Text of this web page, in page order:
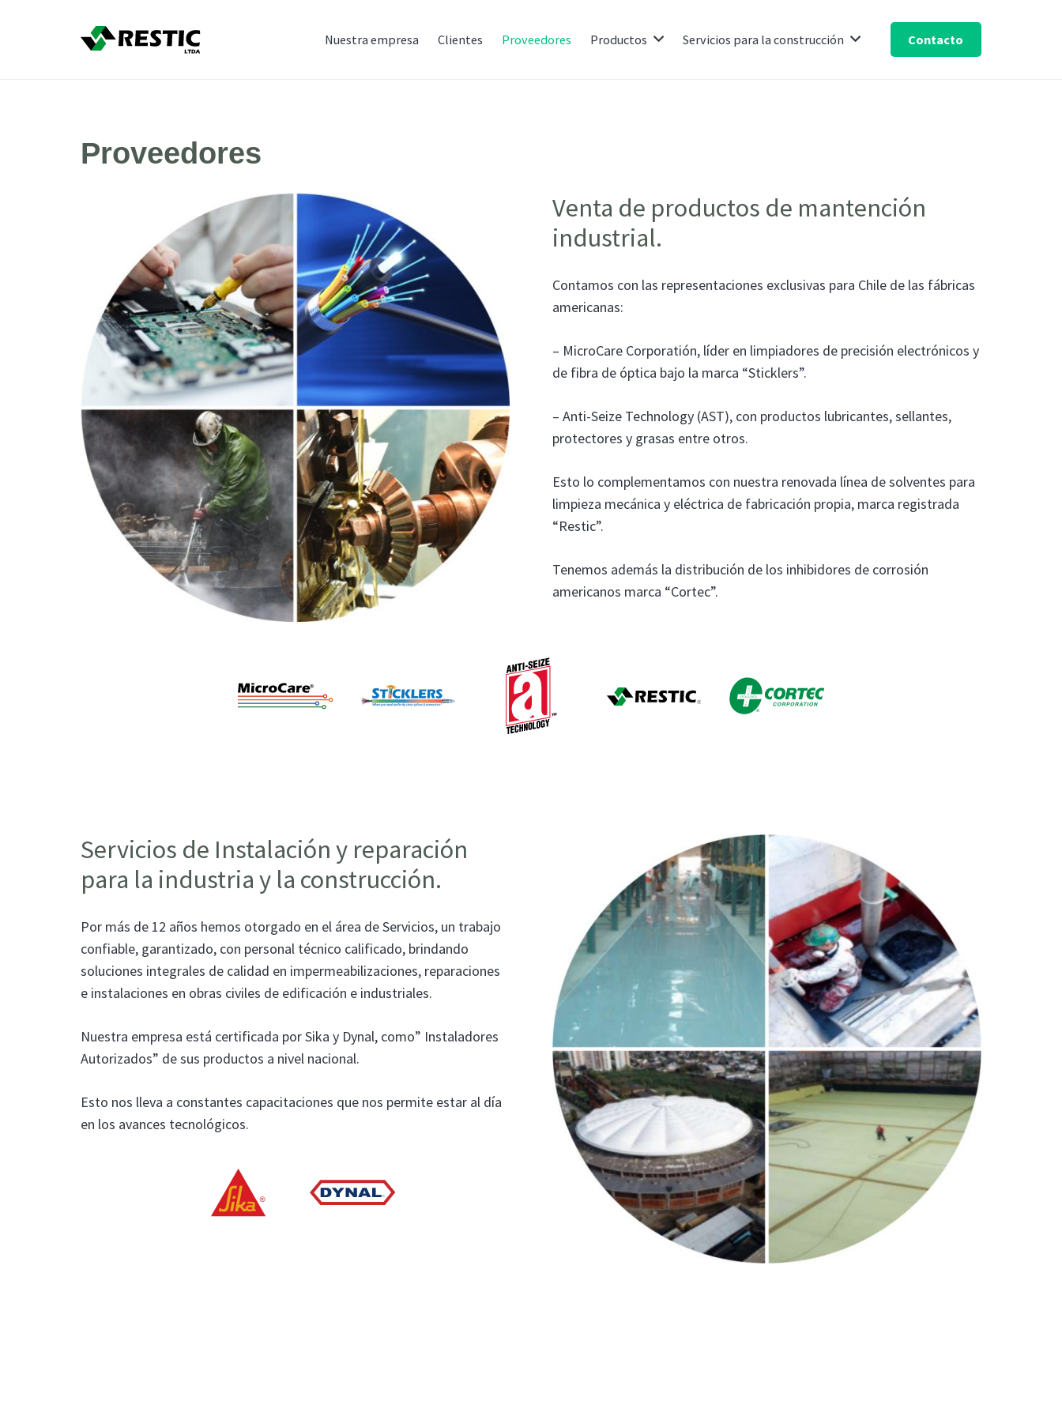
Nuestra empresa Clientes Proveedores Productos Servicios para la construcción Contacto
Proveedores
Venta de productos de mantención
industrial.
Contamos con las representaciones exclusivas para Chile de las fábricas
americanas:
– MicroCare Corporatión, líder en limpiadores de precisión electrónicos y
de fibra de óptica bajo la marca “Sticklers”.
– Anti-Seize Technology (AST), con productos lubricantes, sellantes,
protectores y grasas entre otros.
Esto lo complementamos con nuestra renovada línea de solventes para
limpieza mecánica y eléctrica de fabricación propia, marca registrada
“Restic”.
Tenemos además la distribución de los inhibidores de corrosión
americanos marca “Cortec”.
Servicios de Instalación y reparación
para la industria y la construcción.
Por más de 12 años hemos otorgado en el área de Servicios, un trabajo
confiable, garantizado, con personal técnico calificado, brindando
soluciones integrales de calidad en impermeabilizaciones, reparaciones
e instalaciones en obras civiles de edificación e industriales.
Nuestra empresa está certificada por Sika y Dynal, como” Instaladores
Autorizados” de sus productos a nivel nacional.
Esto nos lleva a constantes capacitaciones que nos permite estar al día
en los avances tecnológicos.